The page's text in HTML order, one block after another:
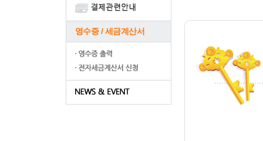
영수증 / 세금계산서